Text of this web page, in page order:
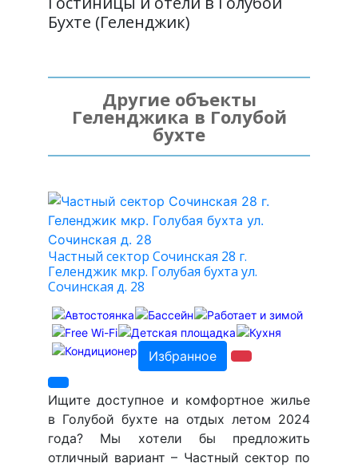
Бухте (Геленджик)
Другие объекты
Геленджика в Голубой
бухте
Частный сектор Сочинская 28 г.
Геленджик мкр. Голубая бухта ул.
Сочинская д. 28
Избранное
Ищите доступное и комфортное жилье
в Голубой бухте на отдых летом 2024
года? Мы хотели бы предложить
отличный вариант – Частный сектор по